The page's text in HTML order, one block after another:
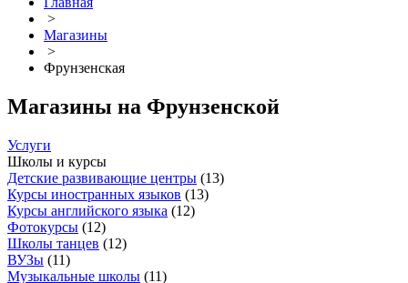
>
Магазины
>
Фрунзенская
Магазины на Фрунзенской
Услуги
Школы и курсы
Детские развивающие центры (13)
Курсы иностранных языков (13)
Курсы английского языка (12)
Фотокурсы (12)
Школы танцев (12)
ВУЗы (11)
Музыкальные школы (11)